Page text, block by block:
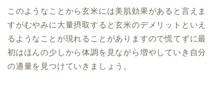
このようなことから玄米には美肌効果があると言えま
すがむやみに大量摂取すると玄米のデメリットといえ
るようなことが現れることがありますので慌てずに最
初はほんの少しから体調を見ながら増やしていき自分
の適量を見つけていきましょう。